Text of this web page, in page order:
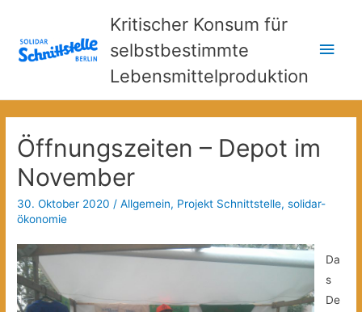
Kritischer Konsum für
selbstbestimmte
Lebensmittelproduktion
Öffnungszeiten – Depot im
November
30. Oktober 2020 /Allgemein, Projekt Schnittstelle,solidar-
ökonomie
Da
s
De